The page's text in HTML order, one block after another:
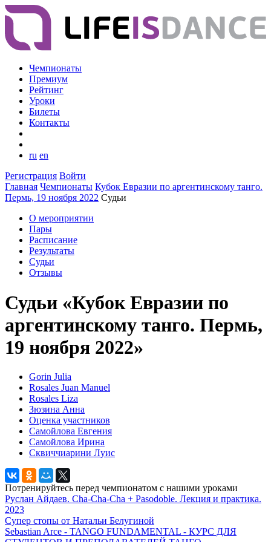
Чемпионаты
Премиум
Рейтинг
Уроки
Билеты
Контакты
ru en
Регистрация Войти
Главная Чемпионаты Кубок Евразии по аргентинскому танго.
Пермь, 19 ноября 2022 Судьи
О мероприятии
Пары
Расписание
Результаты
Судьи
Отзывы
Судьи «Кубок Евразии по
аргентинскому танго. Пермь,
19 ноября 2022»
Gorin Julia
Rosales Juan Manuel
Rosales Liza
Зюзина Анна
Оценка участников
Самойлова Евгения
Самойлова Ирина
Сквиччиарини Луис
Потренируйтесь перед чемпионатом с нашими уроками
Руслан Айдаев. Cha-Cha-Cha + Pasodoble. Лекция и практика.
2023
Супер стопы от Натальи Белугиной
Sebastian Arce - TANGO FUNDAMENTAL - КУРС ДЛЯ